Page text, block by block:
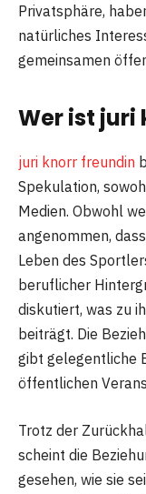
Privatsphäre,
natürliches
gemeinsamen
Wer ist juri
juri knorr freundin
Spekulation,
Medien. Obwohl
angenommen,
Leben des
beruflicher
diskutiert, was zu
beiträgt. Die
gibt gelegentliche
öffentlichen
Trotz der
scheint die
gesehen, wie sie